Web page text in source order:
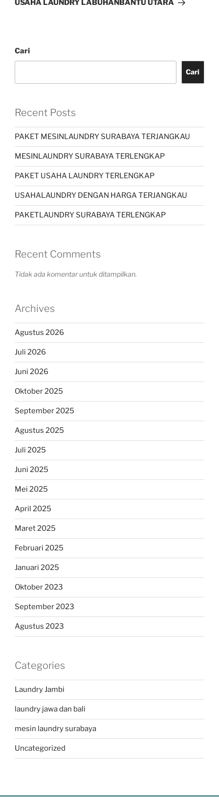
USAHA LAUNDRY LABUHANBANTU UTARA
Cari
Cari
Recent Posts
PAKET MESINLAUNDRY SURABAYA TERJANGKAU
MESINLAUNDRY SURABAYA TERLENGKAP
PAKET USAHA LAUNDRY TERLENGKAP
USAHALAUNDRY DENGAN HARGA TERJANGKAU
PAKETLAUNDRY SURABAYA TERLENGKAP
Recent Comments
Tidak ada komentar untuk ditampilkan.
Archives
Agustus 2026
Juli 2026
Juni 2026
Oktober 2025
September 2025
Agustus 2025
Juli 2025
Juni 2025
Mei 2025
April 2025
Maret 2025
Februari 2025
Januari 2025
Oktober 2023
September 2023
Agustus 2023
Categories
Laundry Jambi
laundry jawa dan bali
mesin laundry surabaya
Uncategorized